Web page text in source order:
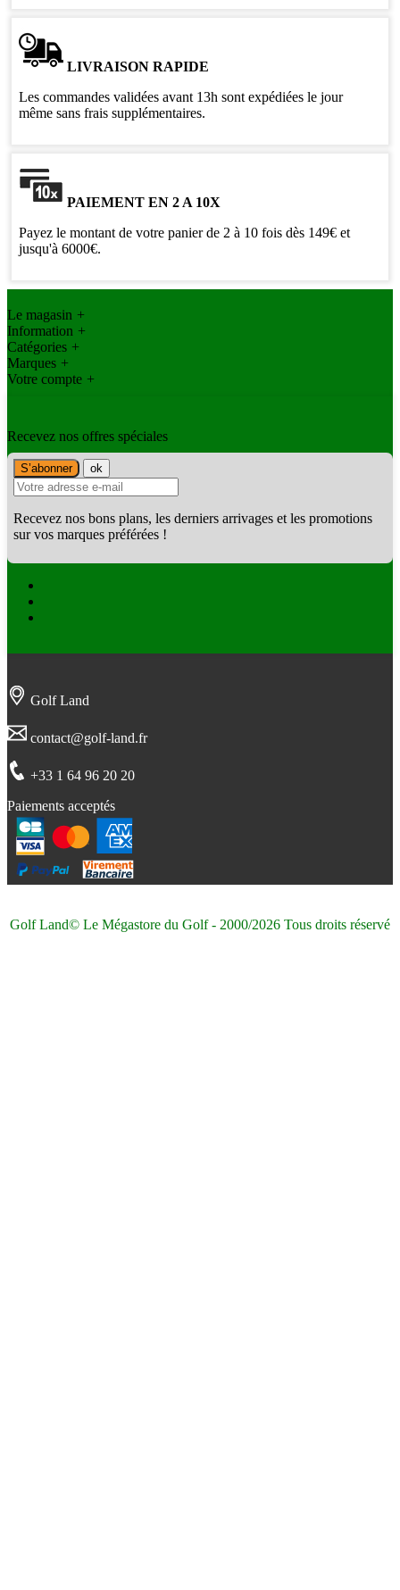
LIVRAISON RAPIDE
Les commandes validées avant 13h sont expédiées le jour
même sans frais supplémentaires.
PAIEMENT EN 2 A 10X
Payez le montant de votre panier de 2 à 10 fois dès 149€ et
jusqu'à 6000€.
Le magasin +
Information +
Catégories +
Marques +
Votre compte +
Recevez nos offres spéciales
Recevez nos bons plans, les derniers arrivages et les promotions
sur vos marques préférées !
Golf Land
contact@golf-land.fr
+33 1 64 96 20 20
Paiements acceptés
Golf Land© Le Mégastore du Golf - 2000/2026 Tous droits réservé